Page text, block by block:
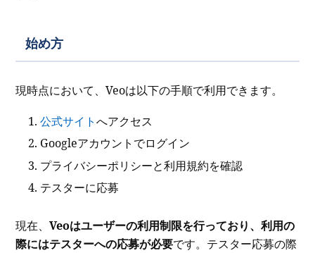
始め方
現時点において、Veoは以下の手順で利用できます。
公式サイトへアクセス
Googleアカウントでログイン
プライバシーポリシーと利用規約を確認
テスターに応募
現在、Veoはユーザーの利用制限を行っており、利用の
際にはテスターへの応募が必要です。テスター応募の際